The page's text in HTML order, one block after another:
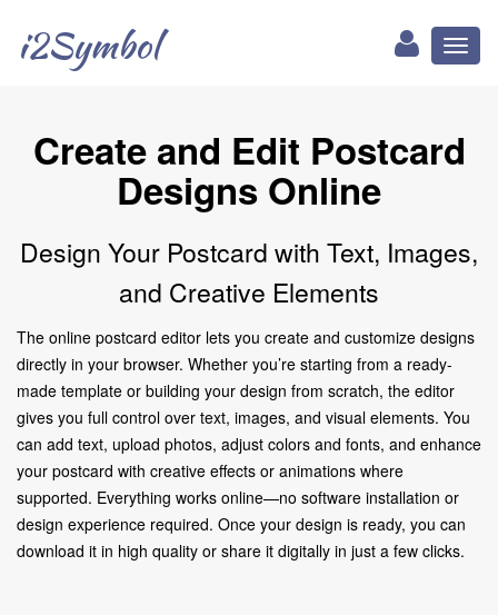
i2Symbol
Create and Edit Postcard
Designs Online
Design Your Postcard with Text, Images,
and Creative Elements
The online postcard editor lets you create and customize designs
directly in your browser. Whether you’re starting from a ready-
made template or building your design from scratch, the editor
gives you full control over text, images, and visual elements. You
can add text, upload photos, adjust colors and fonts, and enhance
your postcard with creative effects or animations where
supported. Everything works online—no software installation or
design experience required. Once your design is ready, you can
download it in high quality or share it digitally in just a few clicks.